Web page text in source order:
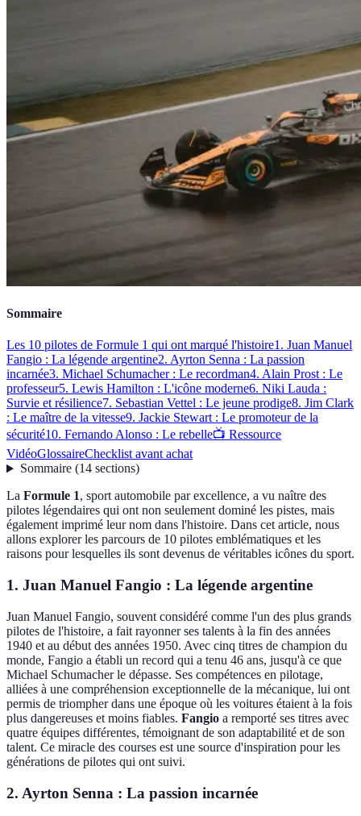
Sommaire
Les 10 pilotes de Formule 1 qui ont marqué l'histoire1. Juan Manuel
Fangio : La légende argentine2. Ayrton Senna : La passion
incarnée3. Michael Schumacher : Le recordman4. Alain Prost : Le
professeur5. Lewis Hamilton : L'icône moderne6. Niki Lauda :
Survie et résilience7. Sebastian Vettel : Le jeune prodige8. Jim Clark
: Le maître de la vitesse9. Jackie Stewart : Le promoteur de la
sécurité10. Fernando Alonso : Le rebelle📺 Ressource
VidéoGlossaireChecklist avant achat
Sommaire(14 sections)
La Formule 1, sport automobile par excellence, a vu naître des
pilotes légendaires qui ont non seulement dominé les pistes, mais
également imprimé leur nom dans l'histoire. Dans cet article, nous
allons explorer les parcours de 10 pilotes emblématiques et les
raisons pour lesquelles ils sont devenus de véritables icônes du sport.
1. Juan Manuel Fangio : La légende argentine
Juan Manuel Fangio, souvent considéré comme l'un des plus grands
pilotes de l'histoire, a fait rayonner ses talents à la fin des années
1940 et au début des années 1950. Avec cinq titres de champion du
monde, Fangio a établi un record qui a tenu 46 ans, jusqu'à ce que
Michael Schumacher le dépasse. Ses compétences en pilotage,
alliées à une compréhension exceptionnelle de la mécanique, lui ont
permis de triompher dans une époque où les voitures étaient à la fois
plus dangereuses et moins fiables. Fangio a remporté ses titres avec
quatre équipes différentes, témoignant de son adaptabilité et de son
talent. Ce miracle des courses est une source d'inspiration pour les
générations de pilotes qui ont suivi.
2. Ayrton Senna : La passion incarnée